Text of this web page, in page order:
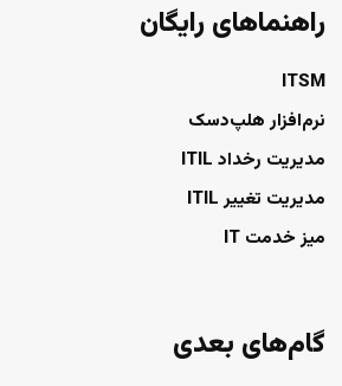
راهنماهای رایگان
ITSM
نرم‌افزار هلپ‌دسک
مدیریت رخداد ITIL
مدیریت تغییر ITIL
میز خدمت IT
گام‌های بعدی